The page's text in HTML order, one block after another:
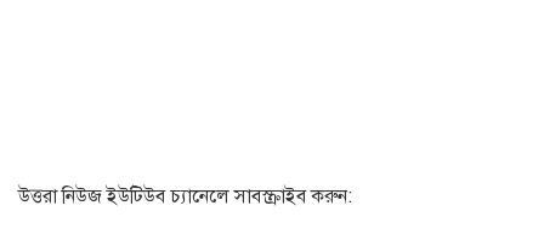
উত্তরা নিউজ ইউটিউব চ্যানেলে সাবস্ক্রাইব করুন: